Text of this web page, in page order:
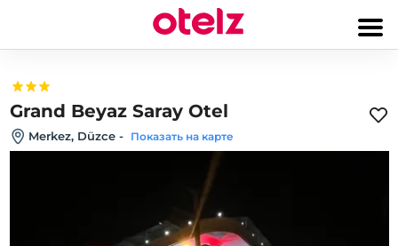
Grand Beyaz Saray Otel
Merkez, Düzce - Показать на карте